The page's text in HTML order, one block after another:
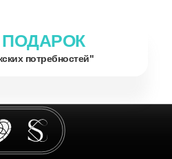
потребностей"